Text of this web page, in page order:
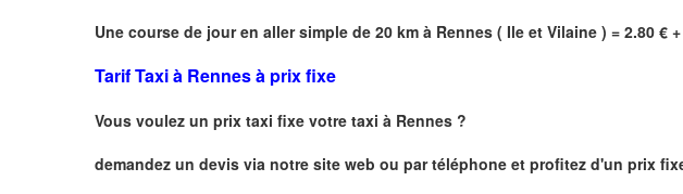
Une course de jour en aller simple de 20 km à Rennes ( Ile et Vilaine ) = 2.80 €
Tarif Taxi à Rennes à prix fixe
Vous voulez un prix taxi fixe votre taxi à Rennes ?
demandez un devis via notre site web ou par téléphone et profitez d'un prix